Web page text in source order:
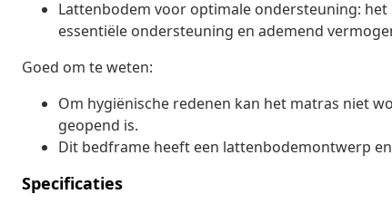
Lattenbodem voor optimale ondersteuning:
essentiële ondersteuning en ademend
Goed om te weten:
Om hygiënische redenen kan het matras niet
geopend is.
Dit bedframe heeft een lattenbodemontwerp
Specificaties